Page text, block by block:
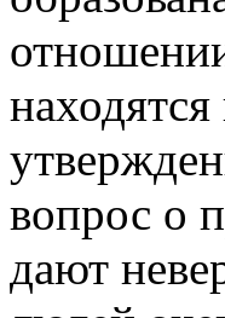
вопрос о
дают